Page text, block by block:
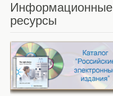
Информационные
ресурсы